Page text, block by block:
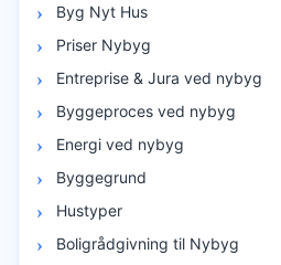
Byg Nyt Hus
Priser Nybyg
Entreprise & Jura ved nybyg
Byggeproces ved nybyg
Energi ved nybyg
Byggegrund
Hustyper
Boligrådgivning til Nybyg